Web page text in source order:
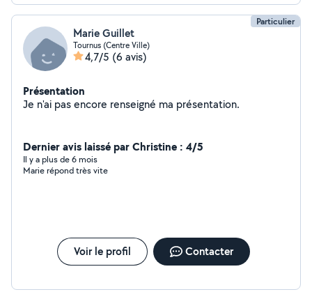
Particulier
Marie Guillet
Tournus (Centre Ville)
4,7/5 (6 avis)
Présentation
Je n'ai pas encore renseigné ma présentation.
Dernier avis laissé par Christine : 4/5
Il y a plus de 6 mois
Marie répond très vite
Voir le profil Contacter